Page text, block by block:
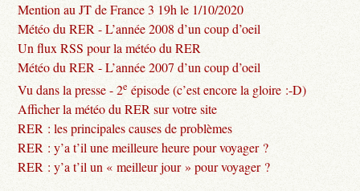
Mention au JT de France 3 19h le 1/10/2020
Météo du RER - L’année 2008 d’un coup d’oeil
Un flux RSS pour la météo du RER
Météo du RER - L’année 2007 d’un coup d’oeil
Vu dans la presse - 2e épisode (c’est encore la gloire :-D)
Afficher la météo du RER sur votre site
RER : les principales causes de problèmes
RER : y’a t’il une meilleure heure pour voyager ?
RER : y’a t’il un « meilleur jour » pour voyager ?